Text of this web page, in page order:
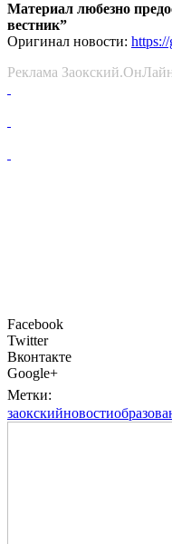
Материал любезно
вестник”
Оригинал новости:
Реклама
Facebook
Twitter
Вконтакте
Google+
Метки:
заокскийновости